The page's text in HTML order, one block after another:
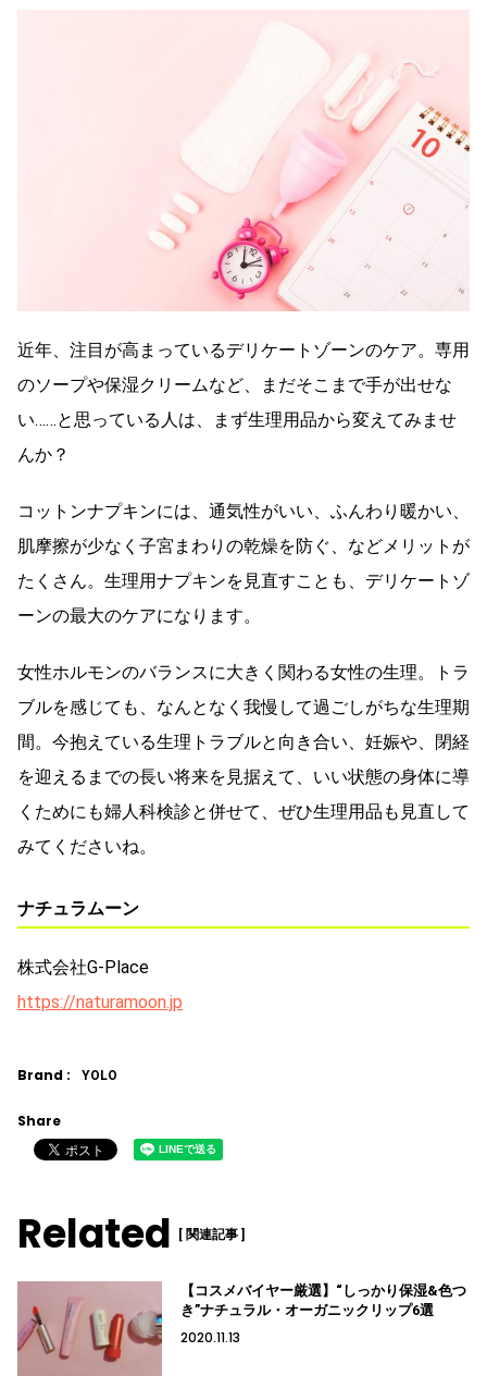
近年、注目が高まっているデリケートゾーンのケア。専用
のソープや保湿クリームなど、まだそこまで手が出せな
い……と思っている人は、まず生理用品から変えてみませ
んか？
コットンナプキンには、通気性がいい、ふんわり暖かい、
肌摩擦が少なく子宮まわりの乾燥を防ぐ、などメリットが
たくさん。生理用ナプキンを見直すことも、デリケートゾ
ーンの最大のケアになります。
女性ホルモンのバランスに大きく関わる女性の生理。トラ
ブルを感じても、なんとなく我慢して過ごしがちな生理期
間。今抱えている生理トラブルと向き合い、妊娠や、閉経
を迎えるまでの長い将来を見据えて、いい状態の身体に導
くためにも婦人科検診と併せて、ぜひ生理用品も見直して
みてくださいね。
ナチュラムーン
株式会社G-Place
https://naturamoon.jp
Brand : YOLO
Share
Related [ 関連記事 ]
【コスメバイヤー厳選】“しっかり保湿&色つ
き”ナチュラル・オーガニックリップ6選
2020.11.13